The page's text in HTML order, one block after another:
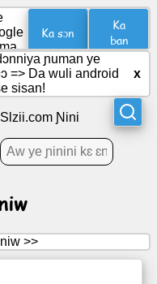
Ka sɔn
Ka
ban
ɲuman ye
=> Da wuli android
sisan!
x
Slzii.com Ɲini
>>